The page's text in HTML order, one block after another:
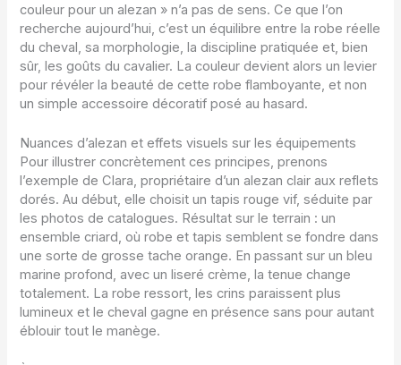
couleur pour un alezan » n’a pas de sens. Ce que l’on
recherche aujourd’hui, c’est un équilibre entre la robe réelle
du cheval, sa morphologie, la discipline pratiquée et, bien
sûr, les goûts du cavalier. La couleur devient alors un levier
pour révéler la beauté de cette robe flamboyante, et non
un simple accessoire décoratif posé au hasard.
Nuances d’alezan et effets visuels sur les équipements
Pour illustrer concrètement ces principes, prenons
l’exemple de Clara, propriétaire d’un alezan clair aux reflets
dorés. Au début, elle choisit un tapis rouge vif, séduite par
les photos de catalogues. Résultat sur le terrain : un
ensemble criard, où robe et tapis semblent se fondre dans
une sorte de grosse tache orange. En passant sur un bleu
marine profond, avec un liseré crème, la tenue change
totalement. La robe ressort, les crins paraissent plus
lumineux et le cheval gagne en présence sans pour autant
éblouir tout le manège.